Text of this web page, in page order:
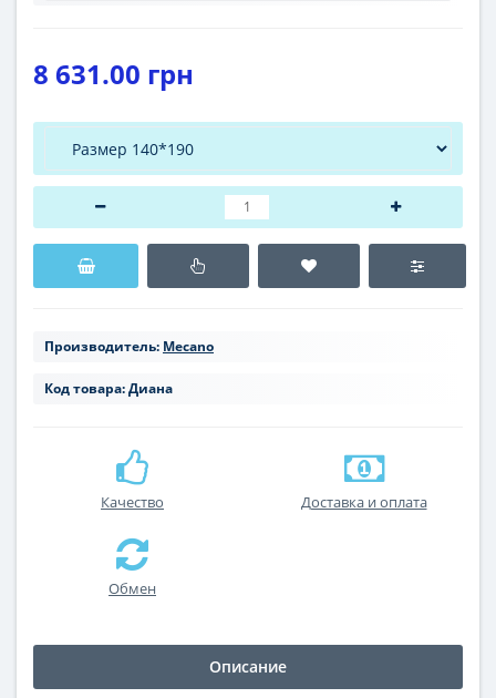
8 631.00 грн
Производитель: Mecano
Код товара:Диана
Качество Доставка и оплата
Обмен
Описание